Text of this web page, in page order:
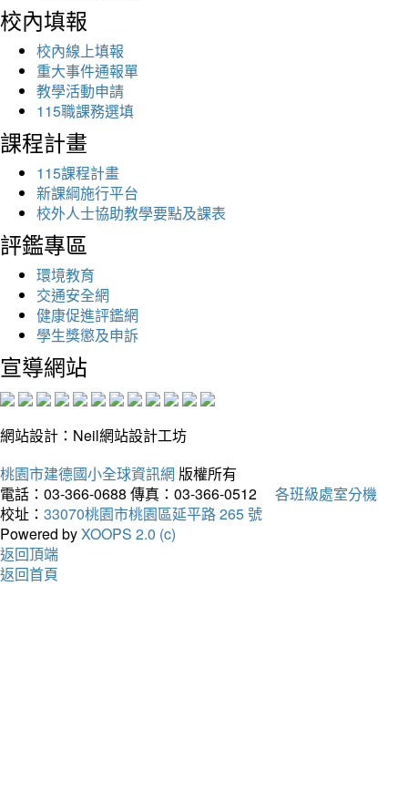
校內填報
校內線上填報
重大事件通報單
教學活動申請
115職課務選填
課程計畫
115課程計畫
新課綱施行平台
校外人士協助教學要點及課表
評鑑專區
環境教育
交通安全網
健康促進評鑑網
學生獎懲及申訴
宣導網站
網站設計：Neil網站設計工坊
桃園市建德國小全球資訊網 版權所有
電話：03-366-0688 傳真：03-366-0512
各班級處室分機
校址： 33070桃園市桃園區延平路 265 號
Powered byXOOPS 2.0 (c)
返回頂端
返回首頁